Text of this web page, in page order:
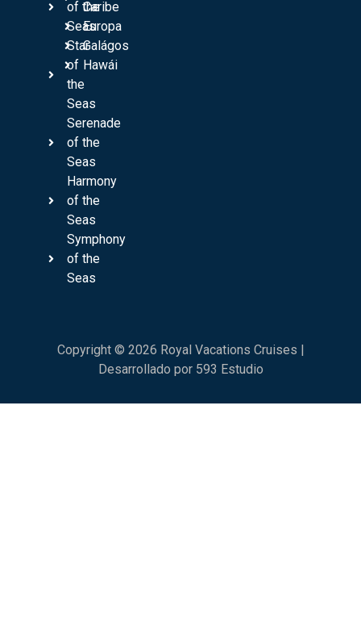
of the
Seas
Star
of
the
Seas
Serenade
of the
Seas
Harmony
of the
Seas
Symphony
of the
Seas
Caribe
Europa
Galágos
Hawái
Copyright © 2026 Royal Vacations Cruises |
Desarrollado por 593 Estudio